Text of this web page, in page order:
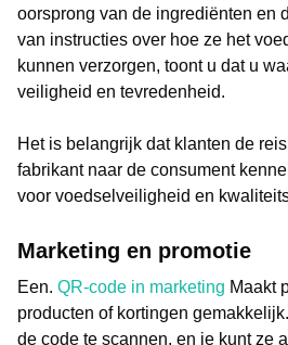
oorsprong van de ingrediënten en
van instructies over hoe ze het
kunnen verzorgen, toont u dat u
veiligheid en tevredenheid.
Het is belangrijk dat klanten de
fabrikant naar de consument
voor voedselveiligheid en
Marketing en promotie
Een. QR-code in marketing Maakt
producten of kortingen
de code te scannen, en je kunt ze